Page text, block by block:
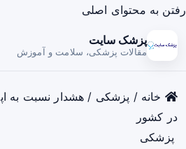
رفتن به محتوای اصلی
پزشک سایت
مقالات پزشکی، سلامت و آموزش
خانه / پزشکی / هشدار نسبت به
در کشور
پزشکی